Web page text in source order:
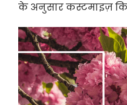
के अनुसार कस्टमाइज़